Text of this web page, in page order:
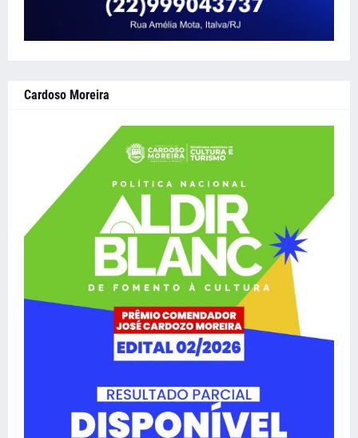
Cardoso Moreira